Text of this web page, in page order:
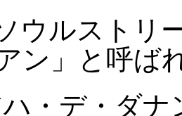
ウルストリ
ン」と呼
・デ・ダ